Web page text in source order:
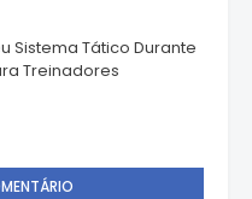
Sistema Tático Durante
Treinadores